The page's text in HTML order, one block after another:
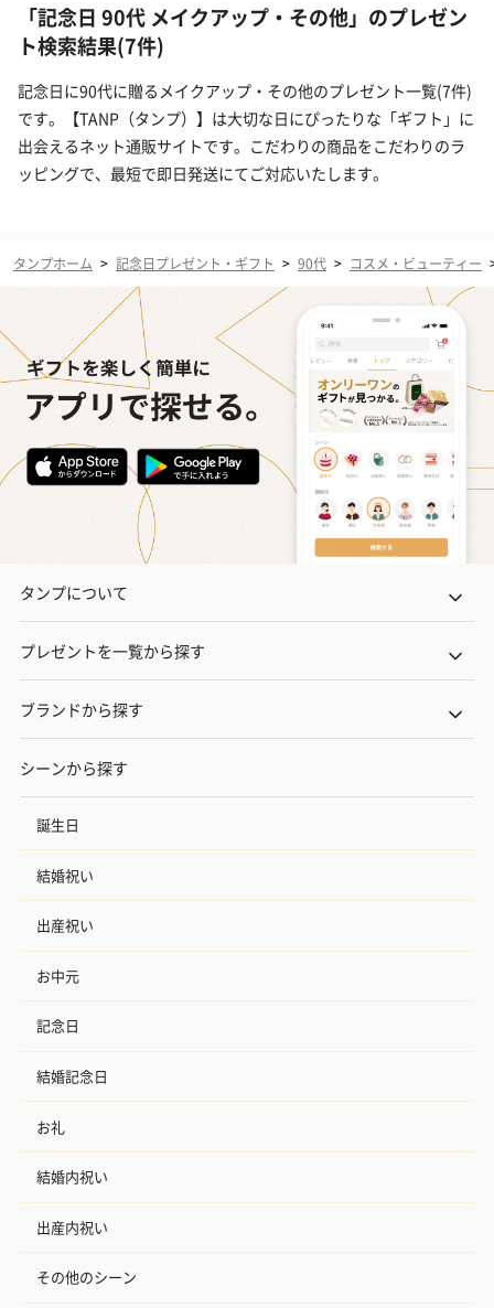
「記念日 90代 メイクアップ・その他」のプレゼン
ト検索結果(7件)
記念日に90代に贈るメイクアップ・その他のプレゼント一覧(7件)
です。【TANP（タンプ）】は大切な日にぴったりな「ギフト」に
出会えるネット通販サイトです。こだわりの商品をこだわりのラ
ッピングで、最短で即日発送にてご対応いたします。
タンプホーム > 記念日プレゼント・ギフト > 90代 > コスメ・ビューティー
タンプについて
プレゼントを一覧から探す
ブランドから探す
シーンから探す
誕生日
結婚祝い
出産祝い
お中元
記念日
結婚記念日
お礼
結婚内祝い
出産内祝い
その他のシーン